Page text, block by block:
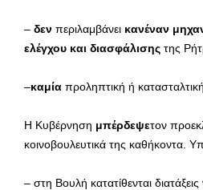
– δεν περιλαμβάνει κανέναν
ελέγχου και διασφάλισης της
–καμία προληπτική ή κατασταλτική
Η Κυβέρνηση μπέρδεψετον
κοινοβουλευτικά της καθήκοντα.
– στη Βουλή κατατίθενται